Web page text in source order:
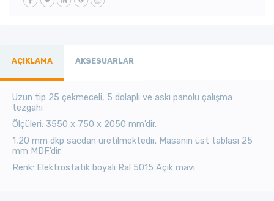
AÇIKLAMA AKSESUARLAR
Uzun tip 25 çekmeceli, 5 dolaplı ve askı panolu çalışma
tezgahı
Ölçüleri: 3550 x 750 x 2050 mm'dir.
1,20 mm dkp sacdan üretilmektedir. Masanın üst tablası 25
mm MDF'dir.
Renk: Elektrostatik boyalı Ral 5015 Açık mavi